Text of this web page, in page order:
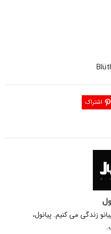
اشتراک
زندگی می کنیم. پیانول،